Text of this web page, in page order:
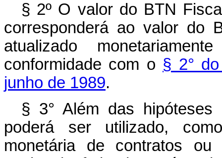
§ 2º O valor do BTN
corresponderá ao valor do
atualizado
conformidade com o § 2°
junho de 1989.
§ 3° Além das
poderá ser utilizado,
monetária de contratos ou